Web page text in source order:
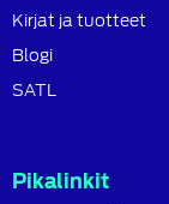
Kirjat ja tuotteet
Blogi
SATL
Pikalinkit